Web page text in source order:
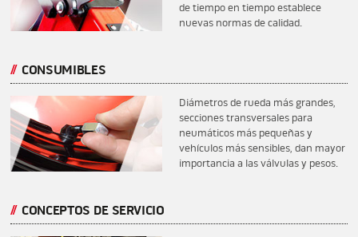
de tiempo en tiempo establece
nuevas normas de calidad.
CONSUMIBLES
Diámetros de rueda más grandes,
secciones transversales para
neumáticos más pequeñas y
vehículos más sensibles, dan mayor
importancia a las válvulas y pesos.
CONCEPTOS DE SERVICIO